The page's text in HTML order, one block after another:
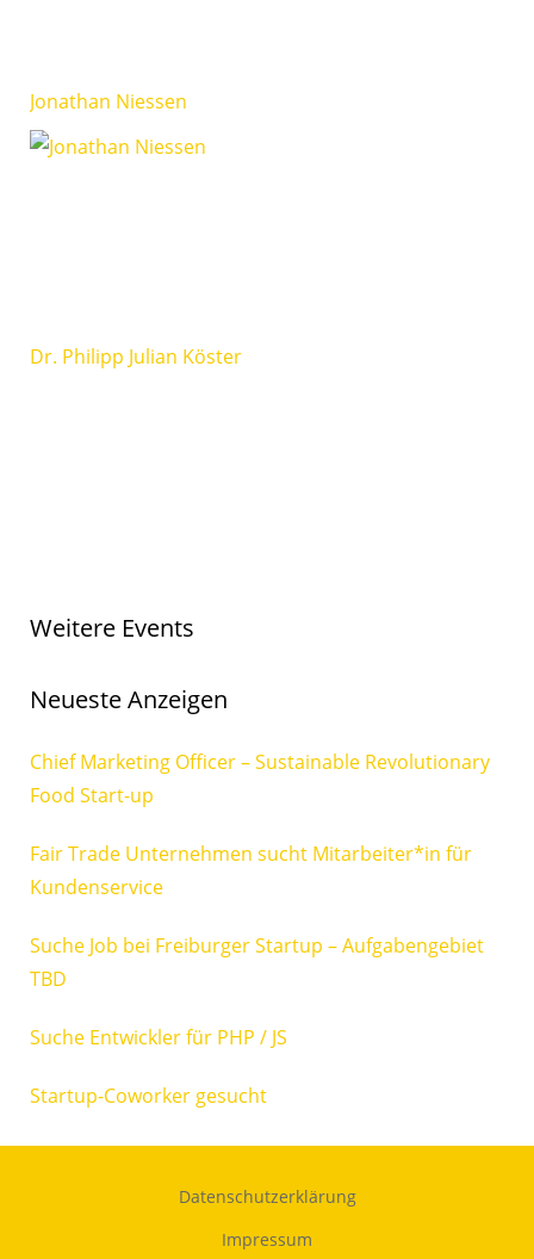
Jonathan Niessen
Dr. Philipp Julian Köster
Weitere Events
Neueste Anzeigen
Chief Marketing Officer – Sustainable Revolutionary
Food Start-up
Fair Trade Unternehmen sucht Mitarbeiter*in für
Kundenservice
Suche Job bei Freiburger Startup – Aufgabengebiet
TBD
Suche Entwickler für PHP / JS
Startup-Coworker gesucht
Datenschutzerklärung
Impressum